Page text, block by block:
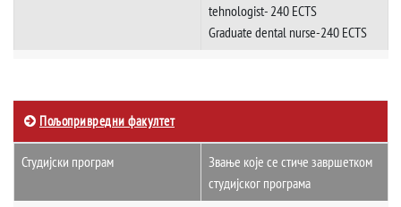
tehnologist- 240 ECTS
Graduate dental nurse-240 ECTS
Пољопривредни факултет
Студијски програм
Звање које се стиче завршетком
студијског програма